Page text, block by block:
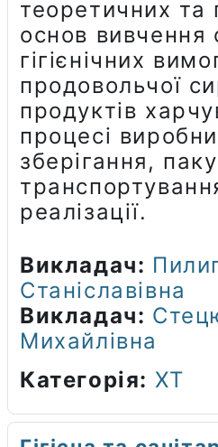
теоретичних та
основ вивчення
гігієнічних
продовольчої
продуктів
процесі
зберігання,
реалізації.
Викладач:
Станіславівна
Викладач:
Михайлівна
Категорія: ХТ